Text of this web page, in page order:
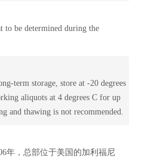
be determined during the
term storage, store at -20 degrees
aliquots at 4 degrees C for up
and thawing is not recommended.
年，总部位于美国的加利福尼